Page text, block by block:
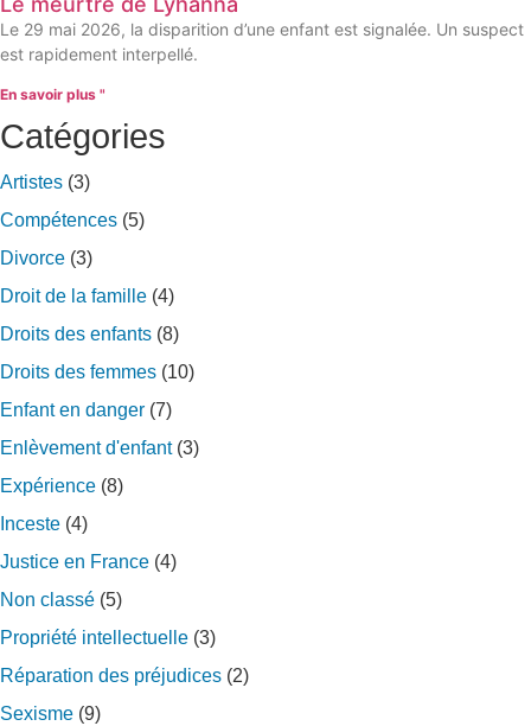
Le 29 mai 2026, la disparition d’une enfant est signalée. Un suspect
est rapidement interpellé.
En savoir plus "
Catégories
Artistes (3)
Compétences (5)
Divorce (3)
Droit de la famille (4)
Droits des enfants (8)
Droits des femmes (10)
Enfant en danger (7)
Enlèvement d'enfant(3)
Expérience (8)
Inceste (4)
Justice en France (4)
Non classé (5)
Propriété intellectuelle (3)
Réparation des préjudices (2)
Sexisme (9)